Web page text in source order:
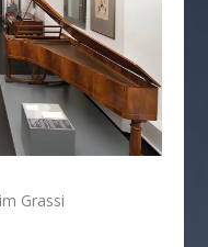
Grassi